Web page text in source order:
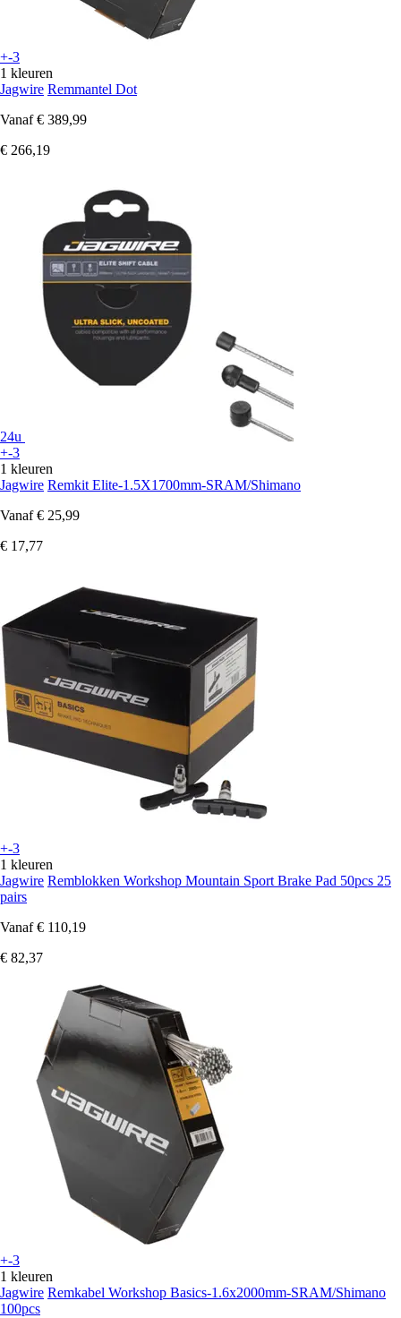
+-3
1 kleuren
Jagwire Remmantel Dot
Vanaf € 389,99
€ 266,19
24u
+-3
1 kleuren
Jagwire Remkit Elite-1.5X1700mm-SRAM/Shimano
Vanaf € 25,99
€ 17,77
+-3
1 kleuren
Jagwire Remblokken Workshop Mountain Sport Brake Pad 50pcs 25
pairs
Vanaf € 110,19
€ 82,37
+-3
1 kleuren
Jagwire Remkabel Workshop Basics-1.6x2000mm-SRAM/Shimano
100pcs